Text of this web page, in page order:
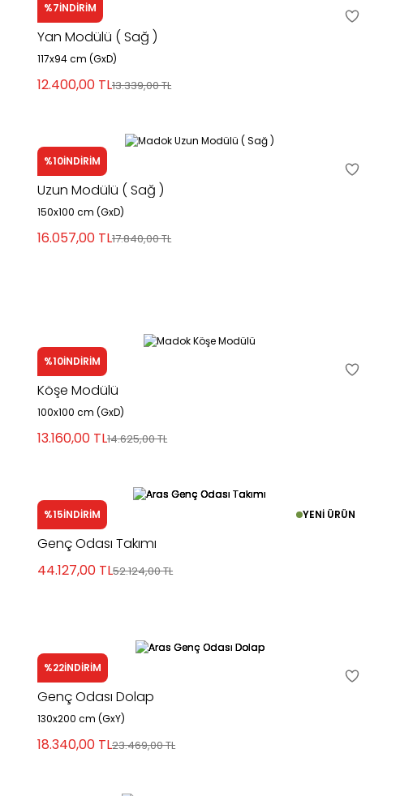
%7İNDİRİM
Lion
Yan Modülü ( Sağ )
117x94 cm (GxD)
12.400,00 TL13.339,00TL
%10İNDİRİM
Madok
Uzun Modülü ( Sağ )
150x100 cm (GxD)
16.057,00 TL17.840,00TL
%10İNDİRİM
Madok
Köşe Modülü
100x100 cm (GxD)
13.160,00 TL14.625,00TL
%15İNDİRİM YENİ ÜRÜN
Aras
Genç Odası Takımı
44.127,00 TL52.124,00TL
%22İNDİRİM
Aras
Genç Odası Dolap
130x200 cm (GxY)
18.340,00 TL23.469,00TL